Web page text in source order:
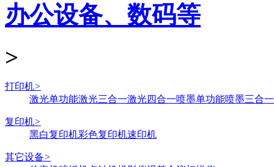
办公设备、数码等
>
打印机>
激光单功能激光三合一激光四合一喷墨单功能喷墨三合一
复印机>
黑白复印机彩色复印机速印机
其它设备>